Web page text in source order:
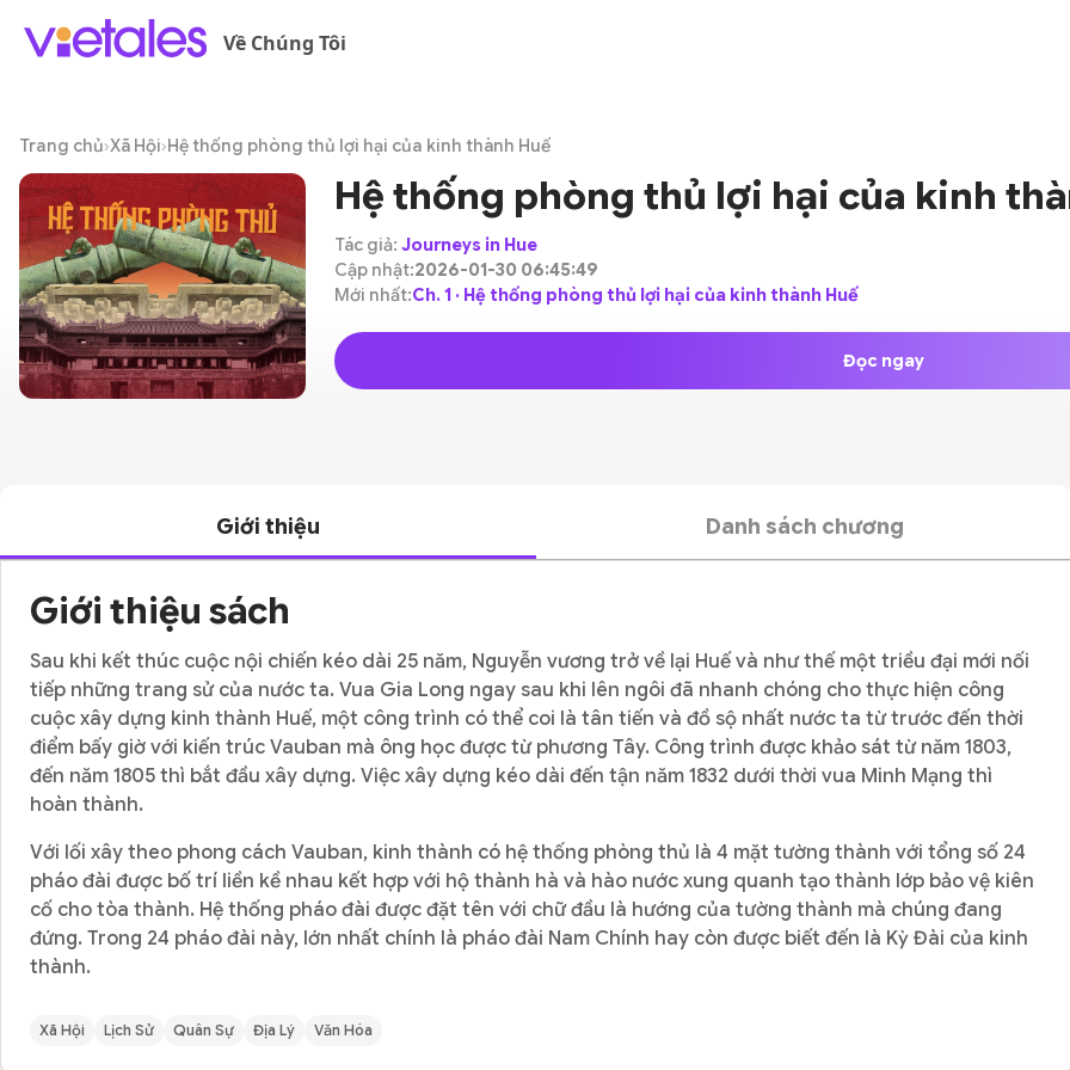
Về Chúng Tôi
Trang chủ›Xã Hội›Hệ thống phòng thủ lợi hại của kinh thành Huế
Hệ thống phòng thủ lợi hại của kinh
Tác giả: Journeys in Hue
Cập nhật:2026-01-30 06:45:49
Mới nhất:Ch. 1 · Hệ thống phòng thủ lợi hại của kinh thành Huế
Đọc ngay
Giới thiệu Danh sách chương
Giới thiệu sách
Sau khi kết thúc cuộc nội chiến kéo dài 25 năm, Nguyễn vương trở về lại Huế và như thế một triều đại mới nối
tiếp những trang sử của nước ta. Vua Gia Long ngay sau khi lên ngôi đã nhanh chóng cho thực hiện công
cuộc xây dựng kinh thành Huế, một công trình có thể coi là tân tiến và đồ sộ nhất nước ta từ trước đến thời
điểm bấy giờ với kiến trúc Vauban mà ông học được từ phương Tây. Công trình được khảo sát từ năm 1803,
đến năm 1805 thì bắt đầu xây dựng. Việc xây dựng kéo dài đến tận năm 1832 dưới thời vua Minh Mạng thì
hoàn thành.
Với lối xây theo phong cách Vauban, kinh thành có hệ thống phòng thủ là 4 mặt tường thành với tổng số 24
pháo đài được bố trí liền kề nhau kết hợp với hộ thành hà và hào nước xung quanh tạo thành lớp bảo vệ kiên
cố cho tòa thành. Hệ thống pháo đài được đặt tên với chữ đầu là hướng của tường thành mà chúng đang
đứng. Trong 24 pháo đài này, lớn nhất chính là pháo đài Nam Chính hay còn được biết đến là Kỳ Đài của kinh
thành.
Xã Hội Lịch Sử Quân Sự Địa Lý Văn Hóa